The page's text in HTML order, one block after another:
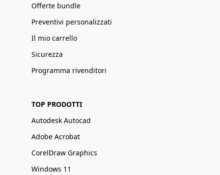
Offerte bundle
Preventivi personalizzati
Il mio carrello
Sicurezza
Programma rivenditori
TOP PRODOTTI
Autodesk Autocad
Adobe Acrobat
CorelDraw Graphics
Windows 11